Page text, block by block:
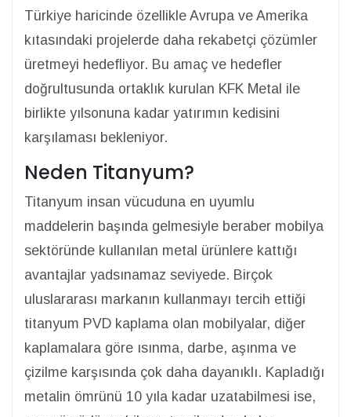
Türkiye haricinde özellikle Avrupa ve Amerika
kıtasındaki projelerde daha rekabetçi çözümler
üretmeyi hedefliyor. Bu amaç ve hedefler
doğrultusunda ortaklık kurulan KFK Metal ile
birlikte yılsonuna kadar yatırımın kedisini
karşılaması bekleniyor.
Neden Titanyum?
Titanyum insan vücuduna en uyumlu
maddelerin başında gelmesiyle beraber mobilya
sektöründe kullanılan metal ürünlere kattığı
avantajlar yadsınamaz seviyede. Birçok
uluslararası markanın kullanmayı tercih ettiği
titanyum PVD kaplama olan mobilyalar, diğer
kaplamalara göre ısınma, darbe, aşınma ve
çizilme karşısında çok daha dayanıklı. Kapladığı
metalin ömrünü 10 yıla kadar uzatabilmesi ise,